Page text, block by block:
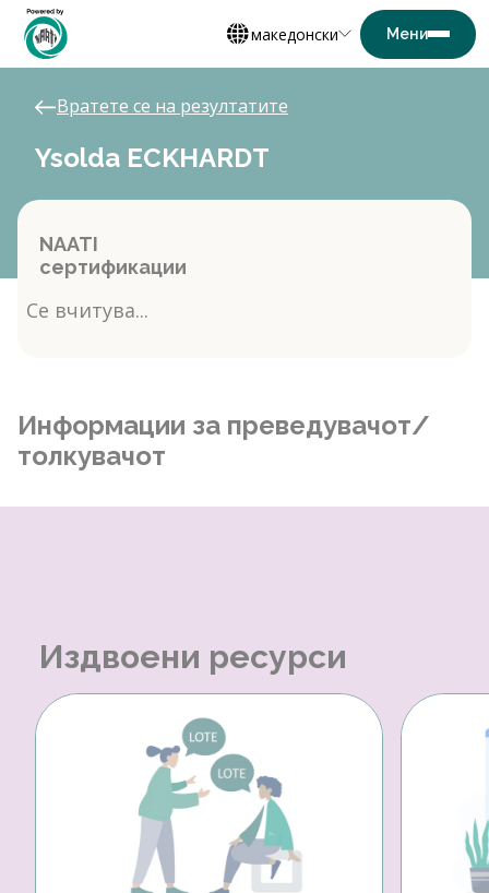
македонски
Вратете се на резултатите
Ysolda ECKHARDT
NAATI
сертификации
Се вчитува...
Информации за преведувачот/
толкувачот
Издвоени ресурси